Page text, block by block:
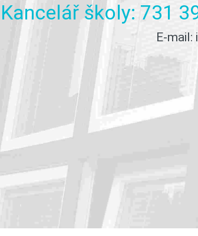
Kancelář školy: 731
E-mail: